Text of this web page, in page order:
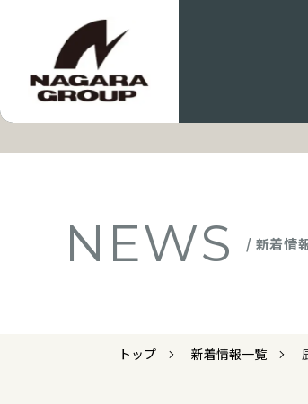
NEWS / 新着情
トップ 新着情報一覧